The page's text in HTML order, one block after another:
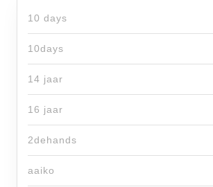
10 days
10days
14 jaar
16 jaar
2dehands
aaiko